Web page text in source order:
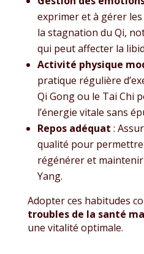
exprimer et à gérer
la stagnation du Qi,
qui peut affecter la
Activité physique
pratique régulière
Qi Gong ou le Tai Chi
l’énergie vitale sans
Repos adéquat :
qualité pour permettre
régénérer et maintenir
Yang.
Adopter ces habitudes
troubles de la santé
une vitalité optimale.